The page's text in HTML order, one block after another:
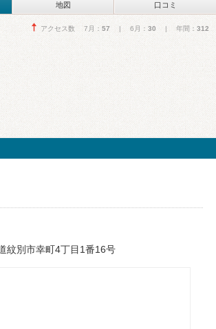
地図 口コミ
アクセス数 7月： 57 | 6月： 30 | 年間： 312
紋別市幸町4丁目1番16号